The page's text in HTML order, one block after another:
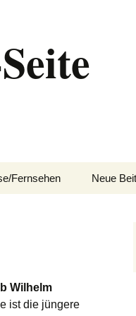
Fernsehen Neue
Wilhelm
ist die jüngere